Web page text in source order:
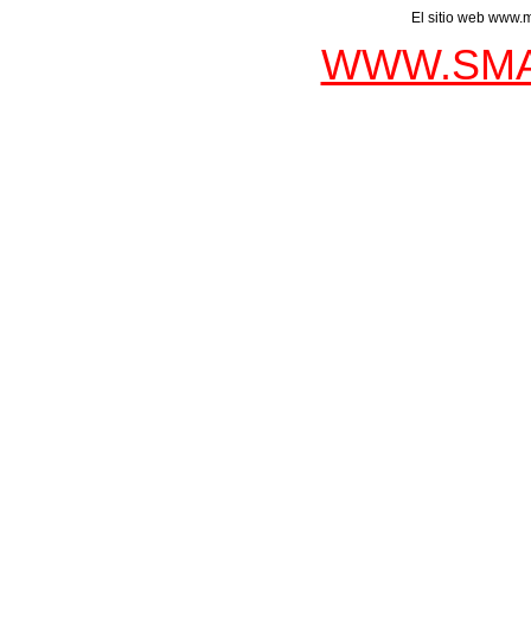
El sitio web